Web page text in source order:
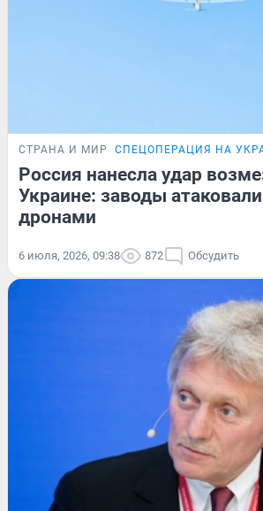
СТРАНА И МИР СПЕЦОПЕРАЦИЯ НА
Россия нанесла удар
Украине: заводы
дронами
6 июля, 2026, 09:38 872 Обсудить